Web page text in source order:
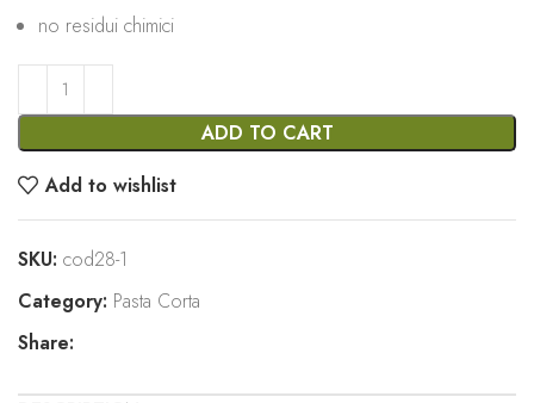
no residui chimici
ADD TO CART
Add to wishlist
SKU: cod28-1
Category: Pasta Corta
Share: